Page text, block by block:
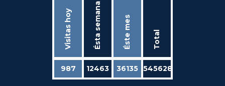
Visitas hoy Ésta semana Éste mes Total
987 12463 36135 545628